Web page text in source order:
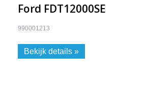
Ford FDT12000SE
990001213
Bekijk details »